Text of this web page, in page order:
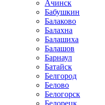
Ачинск
Бабушкин
Балаково
Балахна
Балашиха
Балашов
Барнаул
Батайск
Белгород
Белово
Белогорск
Белорецк